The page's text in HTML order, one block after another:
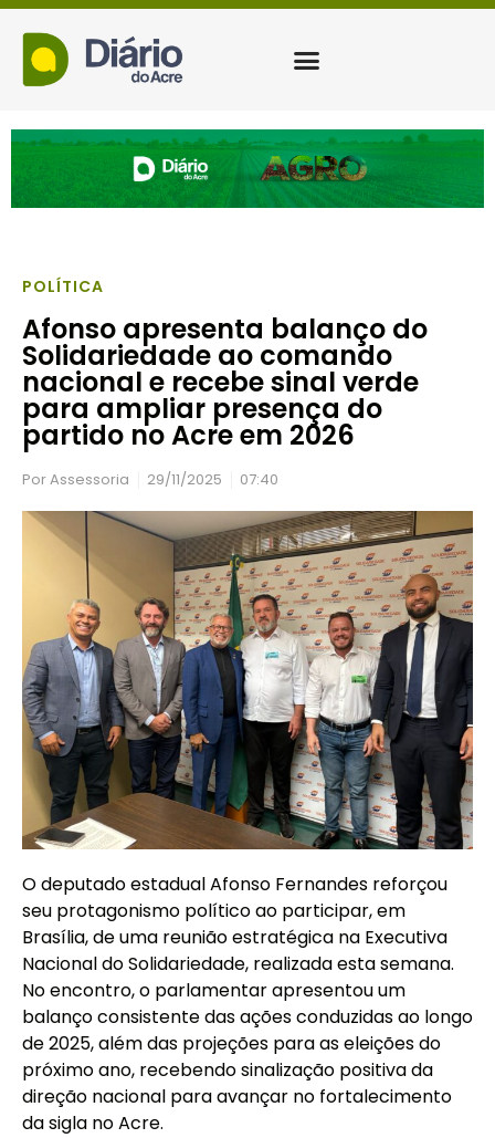
POLÍTICA
Afonso apresenta balanço do
Solidariedade ao comando
nacional e recebe sinal verde
para ampliar presença do
partido no Acre em 2026
PorAssessoria 29/11/2025 07:40
O deputado estadual Afonso Fernandes reforçou
seu protagonismo político ao participar, em
Brasília, de uma reunião estratégica na Executiva
Nacional do Solidariedade, realizada esta semana.
No encontro, o parlamentar apresentou um
balanço consistente das ações conduzidas ao longo
de 2025, além das projeções para as eleições do
próximo ano, recebendo sinalização positiva da
direção nacional para avançar no fortalecimento
da sigla no Acre.